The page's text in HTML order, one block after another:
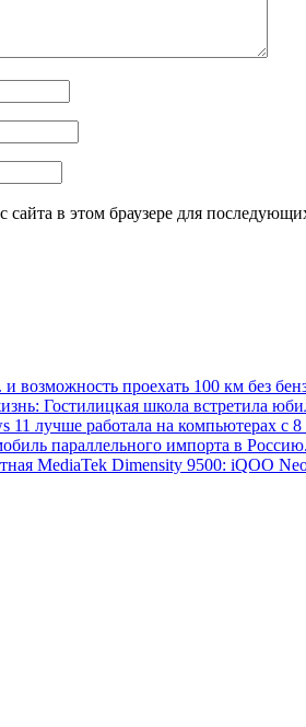
сайта в этом браузере для
возможность проехать 100 км без
Гостилицкая школа встретила
11 лучше работала на компьютерах
параллельного импорта в
MediaTek Dimensity 9500: iQOO